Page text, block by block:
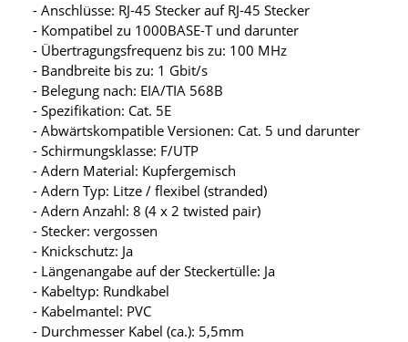
- Anschlüsse: RJ-45 Stecker auf RJ-45 Stecker
- Kompatibel zu 1000BASE-T und darunter
- Übertragungsfrequenz bis zu: 100 MHz
- Bandbreite bis zu: 1 Gbit/s
- Belegung nach: EIA/TIA 568B
- Spezifikation: Cat. 5E
- Abwärtskompatible Versionen: Cat. 5 und darunter
- Schirmungsklasse: F/UTP
- Adern Material: Kupfergemisch
- Adern Typ: Litze / flexibel (stranded)
- Adern Anzahl: 8 (4 x 2 twisted pair)
- Stecker: vergossen
- Knickschutz: Ja
- Längenangabe auf der Steckertülle: Ja
- Kabeltyp: Rundkabel
- Kabelmantel: PVC
- Durchmesser Kabel (ca.): 5,5mm